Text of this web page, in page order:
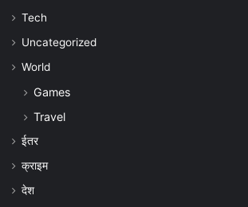
Tech
Uncategorized
World
Games
Travel
ईतर
क्राइम
देश